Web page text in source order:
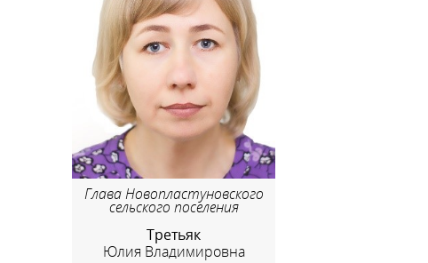
Глава Новопластуновского
сельского поселения
Третьяк
Юлия Владимировна